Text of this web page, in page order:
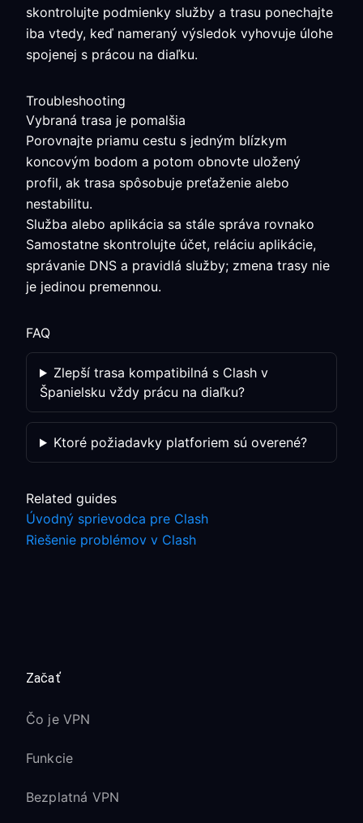
skontrolujte podmienky služby a trasu ponechajte
iba vtedy, keď nameraný výsledok vyhovuje úlohe
spojenej s prácou na diaľku.
Troubleshooting
Vybraná trasa je pomalšia
Porovnajte priamu cestu s jedným blízkym
koncovým bodom a potom obnovte uložený
profil, ak trasa spôsobuje preťaženie alebo
nestabilitu.
Služba alebo aplikácia sa stále správa rovnako
Samostatne skontrolujte účet, reláciu aplikácie,
správanie DNS a pravidlá služby; zmena trasy nie
je jedinou premennou.
FAQ
Zlepší trasa kompatibilná s Clash v
Španielsku vždy prácu na diaľku?
Ktoré požiadavky platforiem sú overené?
Related guides
Úvodný sprievodca pre Clash
Riešenie problémov v Clash
Začať
Čo je VPN
Funkcie
Bezplatná VPN